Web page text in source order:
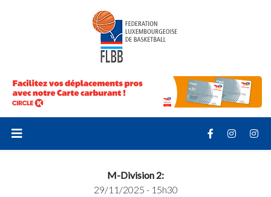
M-Division 2:
29/11/2025 - 15h30